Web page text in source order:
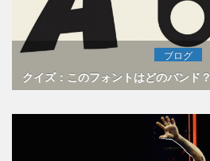
ブログ
クイズ：このフォントはどのバンド？